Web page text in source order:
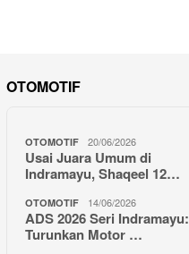
OTOMOTIF
OTOMOTIF 20/06/2026
Usai Juara Umum di
Indramayu, Shaqeel 12…
OTOMOTIF 14/06/2026
ADS 2026 Seri Indramayu:
Turunkan Motor …